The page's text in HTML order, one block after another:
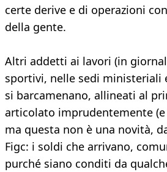
certe derive e di operazioni
della gente.
Altri addetti ai lavori (in
sportivi, nelle sedi ministeriali
si barcamenano, allineati al
articolato imprudentemente
ma questa non è una novità,
Figc: i soldi che arrivano,
purché siano conditi da